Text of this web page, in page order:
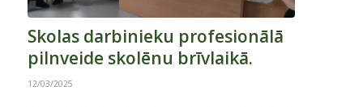
Skolas darbinieku profesionālā
pilnveide skolēnu brīvlaikā.
12/03/2025